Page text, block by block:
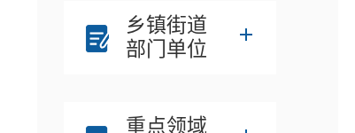
乡镇街道
部门单位
重点领域